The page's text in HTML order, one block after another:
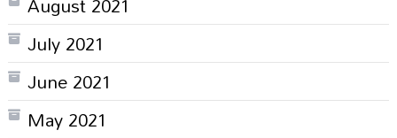
July 2021
June 2021
May 2021